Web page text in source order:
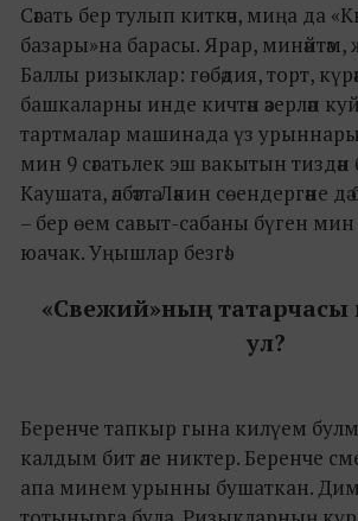
Сәгать бер тулып киткәч, миңа да
базары»на барасы. Ярар,
Баллы ризыклар: гөбәдия, торт,
башкаларны инде кичтән әзерләп
тартмалар машинада үз
мин 9 сәгатьлек эш вакытын
Каушата, әлбәттә. Ләкин сөендергәне
– бер өем савыт-сабаны бүген мин
юачак. Уңышлар безгә!
«Свежий»ның татарчасы
ул?
Беренче тапкыр гына килүем
калдым бит әле никтер. Беренче
апа минем урынны бушаткан.